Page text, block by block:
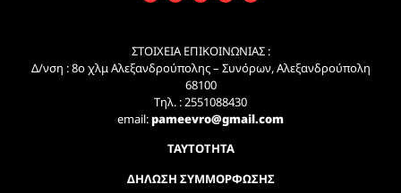
ΣΤΟΙΧΕΙΑ ΕΠΙΚΟΙΝΩΝΙΑΣ :
Δ/νση : 8ο χλμ Αλεξανδρούπολης – Συνόρων, Αλεξανδρούπολη
68100
Τηλ. : 2551088430
email:pameevro@gmail.com
ΤΑΥΤΟΤΗΤΑ
ΔΗΛΩΣΗ ΣΥΜΜΟΡΦΩΣΗΣ